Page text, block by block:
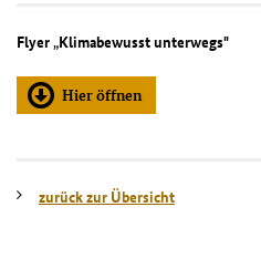
Flyer„Klimabewusst unterwegs"
Hier öffnen
zurück zur Übersicht